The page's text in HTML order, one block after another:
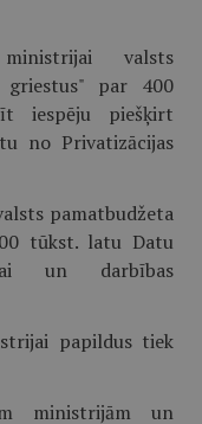
valsts
griestus" par 400
iespēju piešķirt
no Privatizācijas
pamatbudžeta
tūkst. latu Datu
un darbības
papildus tiek
ministrijām un